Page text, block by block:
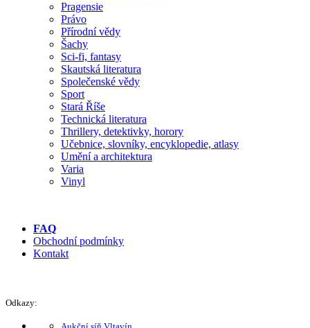
Pragensie
Právo
Přírodní vědy
Šachy
Sci-fi, fantasy
Skautská literatura
Společenské vědy
Sport
Stará Říše
Technická literatura
Thrillery, detektivky, horory
Učebnice, slovníky, encyklopedie, atlasy
Umění a architektura
Varia
Vinyl
FAQ
Obchodní podmínky
Kontakt
Odkazy:
Aukční síň Vltavín